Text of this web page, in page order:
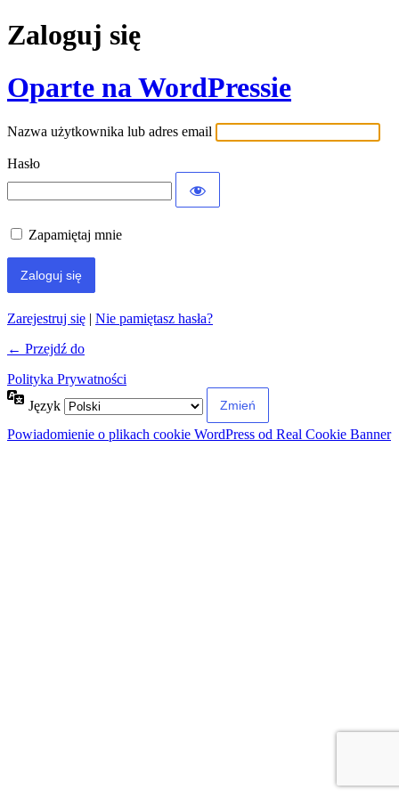
Zaloguj się
Oparte na WordPressie
Nazwa użytkownika lub adres email
Hasło
Zapamiętaj mnie
Zarejestruj się | Nie pamiętasz hasła?
← Przejdź do
Polityka Prywatności
Język
Powiadomienie o plikach cookie WordPress od Real Cookie Banner